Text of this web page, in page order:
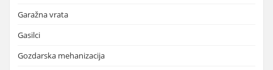
Garažna vrata
Gasilci
Gozdarska mehanizacija